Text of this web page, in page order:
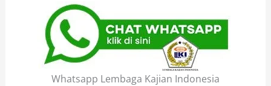
Whatsapp Lembaga Kajian Indonesia